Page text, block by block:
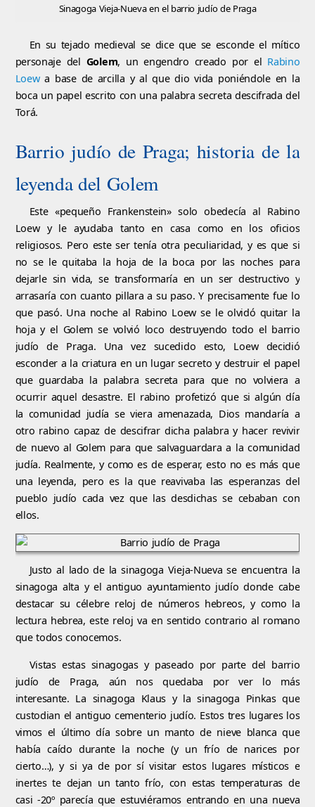
Sinagoga Vieja-Nueva en el barrio judío de Praga
En su tejado medieval se dice que se esconde el mítico
personaje del Golem, un engendro creado por el Rabino
Loewa base de arcilla y al que dio vida poniéndole en la
boca un papel escrito con una palabra secreta descifrada del
Torá.
Barrio judío de Praga; historia de la
leyenda del Golem
Este «pequeño Frankenstein» solo obedecía al Rabino
Loew y le ayudaba tanto en casa como en los oficios
religiosos. Pero este ser tenía otra peculiaridad, y es que si
no se le quitaba la hoja de la boca por las noches para
dejarle sin vida, se transformaría en un ser destructivo y
arrasaría con cuanto pillara a su paso. Y precisamente fue lo
que pasó. Una noche al Rabino Loew se le olvidó quitar la
hoja y el Golem se volvió loco destruyendo todo el barrio
judío de Praga. Una vez sucedido esto, Loew decidió
esconder a la criatura en un lugar secreto y destruir el papel
que guardaba la palabra secreta para que no volviera a
ocurrir aquel desastre. El rabino profetizó que si algún día
la comunidad judía se viera amenazada, Dios mandaría a
otro rabino capaz de descifrar dicha palabra y hacer revivir
de nuevo al Golem para que salvaguardara a la comunidad
judía. Realmente, y como es de esperar, esto no es más que
una leyenda, pero es la que reavivaba las esperanzas del
pueblo judío cada vez que las desdichas se cebaban con
ellos.
Justo al lado de la sinagoga Vieja-Nueva se encuentra la
sinagoga alta y el antiguo ayuntamiento judío donde cabe
destacar su célebre reloj de números hebreos, y como la
lectura hebrea, este reloj va en sentido contrario al romano
que todos conocemos.
Vistas estas sinagogas y paseado por parte del barrio
judío de Praga, aún nos quedaba por ver lo más
interesante. La sinagoga Klaus y la sinagoga Pinkas que
custodian el antiguo cementerio judío. Estos tres lugares los
vimos el último día sobre un manto de nieve blanca que
había caído durante la noche (y un frío de narices por
cierto…), y si ya de por sí visitar estos lugares místicos e
inertes te dejan un tanto frío, con estas temperaturas de
casi -20º parecía que estuviéramos entrando en una nueva